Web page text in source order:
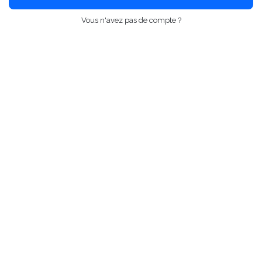
Vous n'avez pas de compte ?